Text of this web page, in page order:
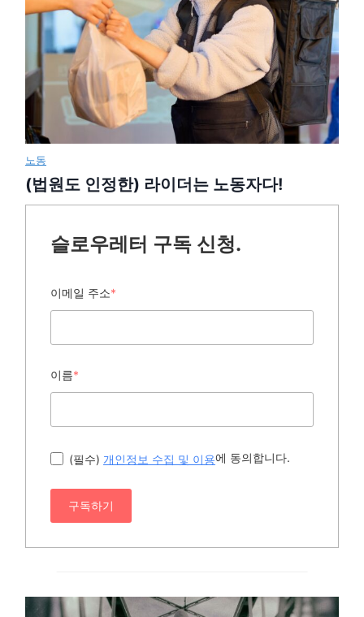
노동
(법원도 인정한) 라이더는 노동자다!
슬로우레터 구독 신청.
이메일 주소*
이름*
(필수) 개인정보 수집 및 이용에 동의합니다.
구독하기